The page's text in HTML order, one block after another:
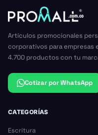
Artículos promocionales
corporativos para empresas
4.700 productos con tu
Cotizar por WhatsApp
CATEGORÍAS
Escritura